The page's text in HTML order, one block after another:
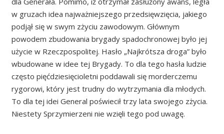
w gruzach idea najważniejszego przedsięwzięcia, jakiego
podjął się w swym zżyciu zawodowym. Głównym
powodem zbudowania brygady spadochronowej było jej
użycie w Rzeczpospolitej. Hasło „Najkrótsza droga” było
wbudowane w idee tej Brygady. To dla tego hasła ludzie
często pięćdziesięcioletni poddawali się morderczemu
rygorowi, który jest trudny do wytrzymania dla młodych.
To dla tej idei General poświecił trzy lata swojego zżycia.
Niestety Sprzymierzeni nie wzięli tego pod uwagę.